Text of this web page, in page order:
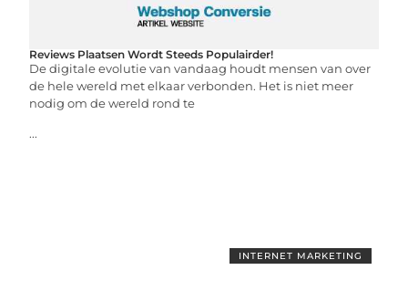
Reviews Plaatsen Wordt Steeds Populairder!
De digitale evolutie van vandaag houdt mensen van over
de hele wereld met elkaar verbonden. Het is niet meer
nodig om de wereld rond te
...
INTERNET MARKETING